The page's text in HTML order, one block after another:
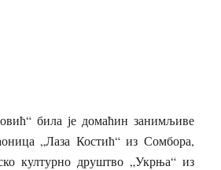
била је домаћин занимљиве
„Лаза Костић“ из Сомбора,
културно друштво „Укрња“ из